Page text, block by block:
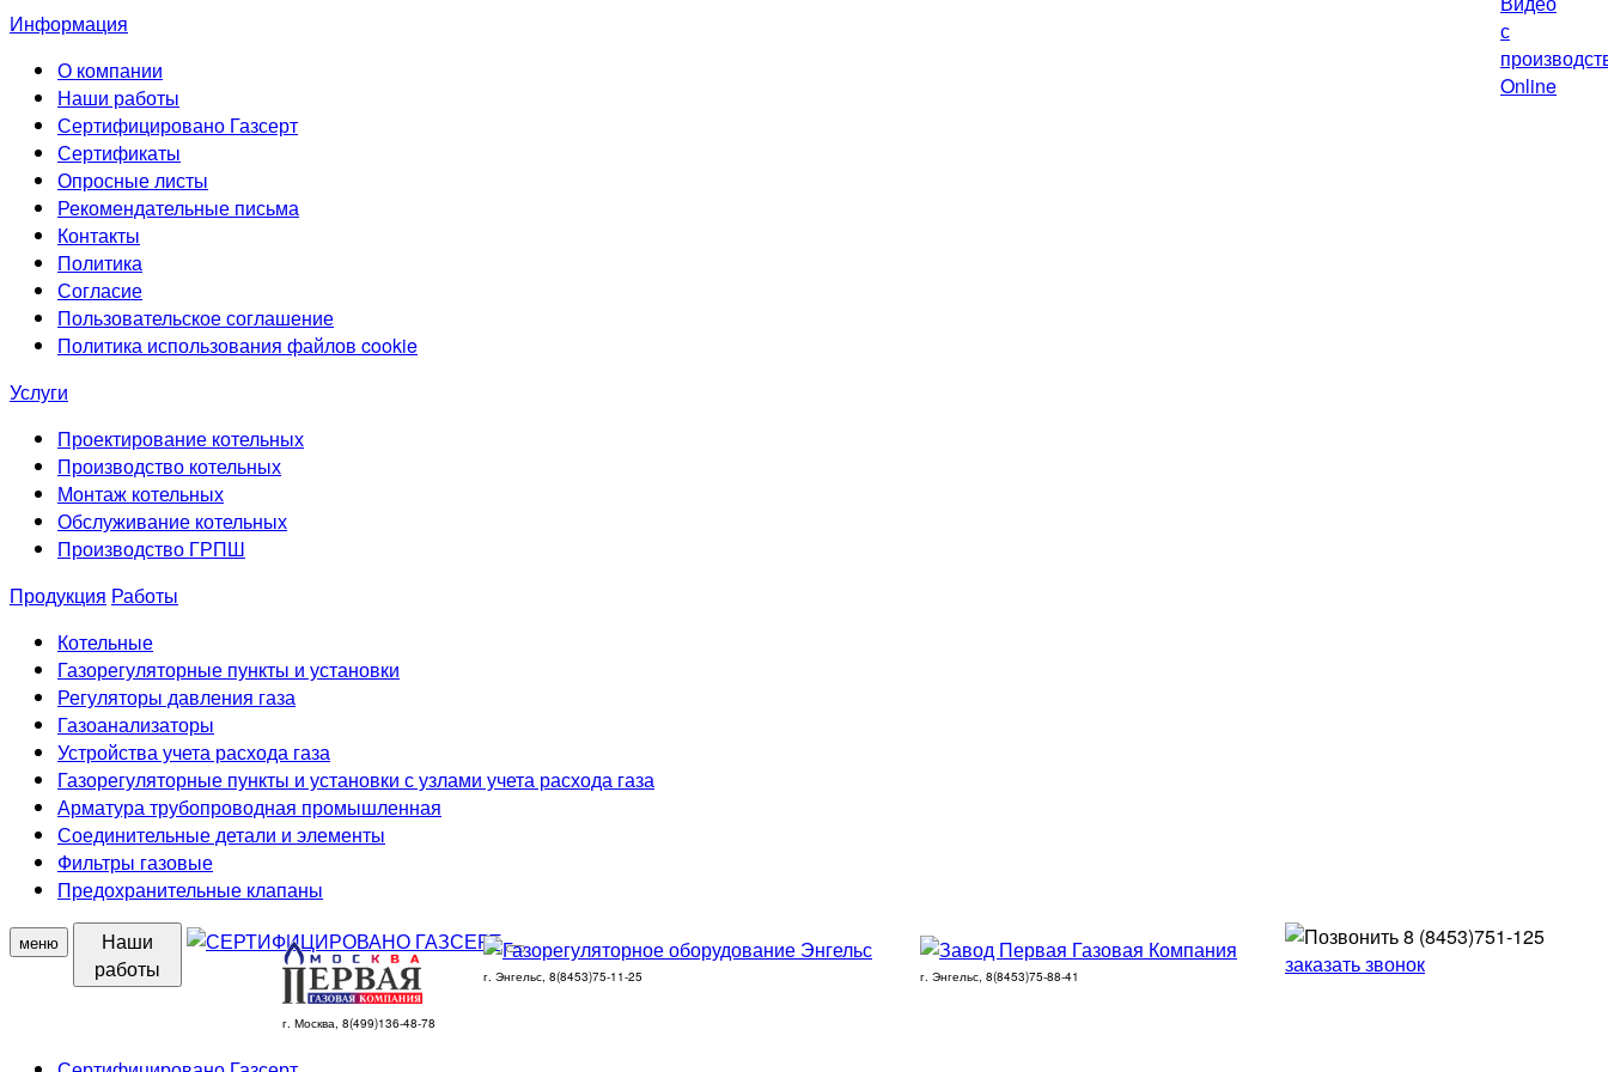
Информация
О компании
Наши работы
Сертифицировано Газсерт
Сертификаты
Опросные листы
Рекомендательные письма
Контакты
Политика
Согласие
Пользовательское соглашение
Политика использования файлов cookie
Услуги
Проектирование котельных
Производство котельных
Монтаж котельных
Обслуживание котельных
Производство ГРПШ
Продукция Работы
Котельные
Газорегуляторные пункты и установки
Регуляторы давления газа
Газоанализаторы
Устройства учета расхода газа
Газорегуляторные пункты и установки с узлами учета расхода газа
Арматура трубопроводная промышленная
Соединительные детали и элементы
Фильтры газовые
Предохранительные клапаны
меню
Наши
работы
г. Москва, 8(499)136-48-78
г. Энгельс, 8(8453)75-11-25 г. Энгельс, 8(8453)75-88-41
8 (8453)751-125
заказать звонок